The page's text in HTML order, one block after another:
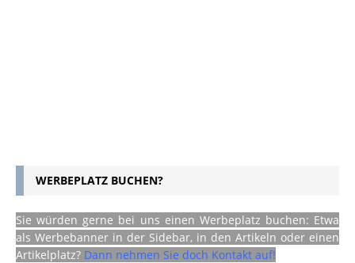
WERBEPLATZ BUCHEN?
Sie würden gerne bei uns einen Werbeplatz buchen: Etwa
als Werbebanner in der Sidebar, in den Artikeln oder einen
Artikelplatz? Dann nehmen Sie doch Kontakt auf!